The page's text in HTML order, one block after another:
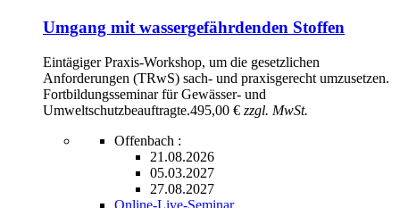
Umgang mit wassergefährdenden Stoffen
Eintägiger Praxis-Workshop, um die gesetzlichen
Anforderungen (TRwS) sach- und praxisgerecht umzusetzen.
Fortbildungsseminar für Gewässer- und
Umweltschutzbeauftragte.495,00 € zzgl. MwSt.
Offenbach :
21.08.2026
05.03.2027
27.08.2027
Online-Live-Seminar